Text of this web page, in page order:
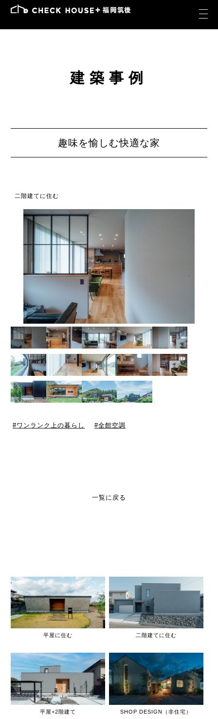
建築事例
趣味を愉しむ快適な家
二階建てに住む
ワンランク上の暮らし 全館空調
一覧に戻る
平屋に住む 二階建てに住む
平屋+2階建て SHOP DESIGN（非住宅）